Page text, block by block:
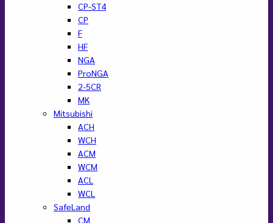
CP-ST4
CP
F
HF
NGA
ProNGA
2-5CR
MK
Mitsubishi
ACH
WCH
ACM
WCM
ACL
WCL
SafeLand
CM